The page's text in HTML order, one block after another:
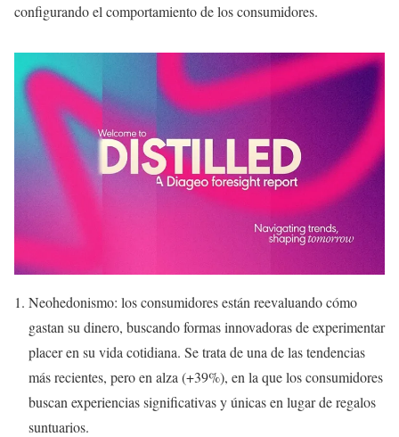
configurando el comportamiento de los consumidores.
Neohedonismo: los consumidores están reevaluando cómo
gastan su dinero, buscando formas innovadoras de experimentar
placer en su vida cotidiana. Se trata de una de las tendencias
más recientes, pero en alza (+39%), en la que los consumidores
buscan experiencias significativas y únicas en lugar de regalos
suntuarios.